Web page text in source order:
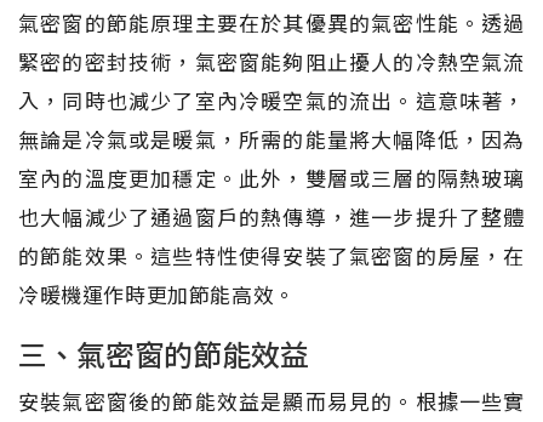
氣密窗的節能原理主要在於其優異的氣密性能。透過
緊密的密封技術，氣密窗能夠阻止擾人的冷熱空氣流
入，同時也減少了室內冷暖空氣的流出。這意味著，
無論是冷氣或是暖氣，所需的能量將大幅降低，因為
室內的溫度更加穩定。此外，雙層或三層的隔熱玻璃
也大幅減少了通過窗戶的熱傳導，進一步提升了整體
的節能效果。這些特性使得安裝了氣密窗的房屋，在
冷暖機運作時更加節能高效。
三、氣密窗的節能效益
安裝氣密窗後的節能效益是顯而易見的。根據一些實